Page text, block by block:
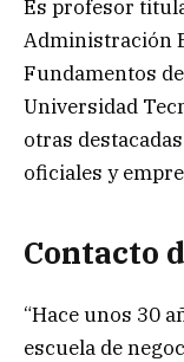
Es profesor
Administración
Fundamentos
Universidad
otras
oficiales y
Contacto
“Hace unos 30
escuela de